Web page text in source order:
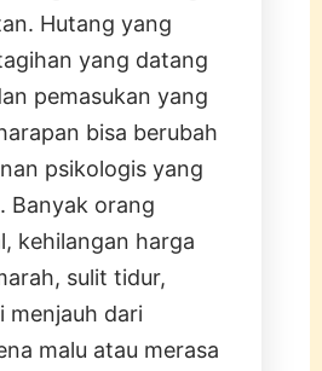
Hutang yang
yang datang
pemasukan yang
bisa berubah
psikologis yang
Banyak orang
kehilangan harga
sulit tidur,
menjauh dari
malu atau merasa